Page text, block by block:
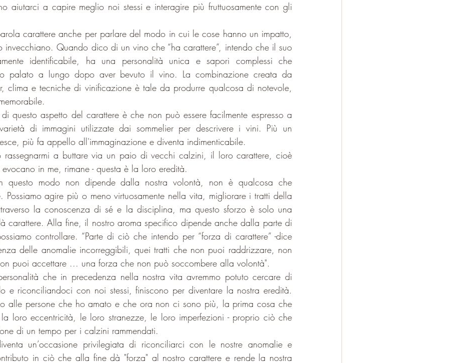
aiutarci a capire meglio noi stessi e interagire più fruttuosamente con gli
carattere anche per parlare del modo in cui le cose hanno un impatto,
invecchiano. Quando dico di un vino che “ha carattere”, intendo che il suo
identificabile, ha una personalità unica e sapori complessi che
palato a lungo dopo aver bevuto il vino. La combinazione creata da
clima e tecniche di vinificazione è tale da produrre qualcosa di notevole,
di questo aspetto del carattere è che non può essere facilmente espresso a
di immagini utilizzate dai sommelier per descrivere i vini. Più un
più fa appello all'immaginazione e diventa indimenticabile.
rassegnarmi a buttare via un paio di vecchi calzini, il loro carattere, cioè
in me, rimane - questa è la loro eredità.
questo modo non dipende dalla nostra volontà, non è qualcosa che
Possiamo agire più o meno virtuosamente nella vita, migliorare i tratti della
la conoscenza di sé e la disciplina, ma questo sforzo è solo una
carattere. Alla fine, il nostro aroma specifico dipende anche dalla parte di
controllare. “Parte di ciò che intendo per “forza di carattere” -dice
delle anomalie incorreggibili, quei tratti che non puoi raddrizzare, non
puoi accettare ... una forza che non può soccombere alla volontà".
che in precedenza nella nostra vita avremmo potuto cercare di
e riconciliandoci con noi stessi, finiscono per diventare la nostra eredità.
alle persone che ho amato e che ora non ci sono più, la prima cosa che
loro eccentricità, le loro stranezze, le loro imperfezioni - proprio ciò che
di un tempo per i calzini rammendati.
un’occasione privilegiata di riconciliarci con le nostre anomalie e
in ciò che alla fine dà "forza" al nostro carattere e rende la nostra